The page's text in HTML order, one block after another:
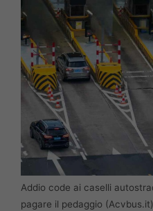
Addio code ai caselli
pagare il pedaggio (Acvbus.it)